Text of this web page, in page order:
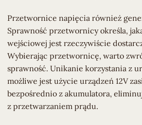
Przetwornice napięcia również
Sprawność przetwornicy określa,
wejściowej jest rzeczywiście
Wybierając przetwornicę, warto
sprawność. Unikanie korzystania z
możliwe jest użycie urządzeń 12V
bezpośrednio z akumulatora,
z przetwarzaniem prądu.